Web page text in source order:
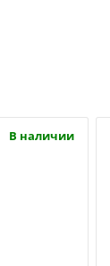
В наличии